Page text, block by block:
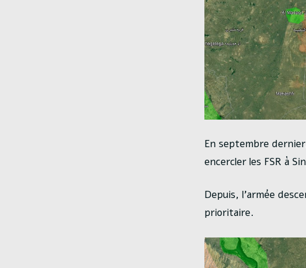
En septembre
encercler les FSR à
Depuis, l’armée
prioritaire.